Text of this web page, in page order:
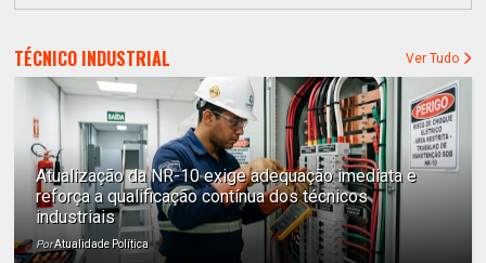
TÉCNICO INDUSTRIAL Ver Tudo
Atualização da NR-10 exige adequação imediata e
reforça a qualificação contínua dos técnicos
industriais
PorAtualidade Política